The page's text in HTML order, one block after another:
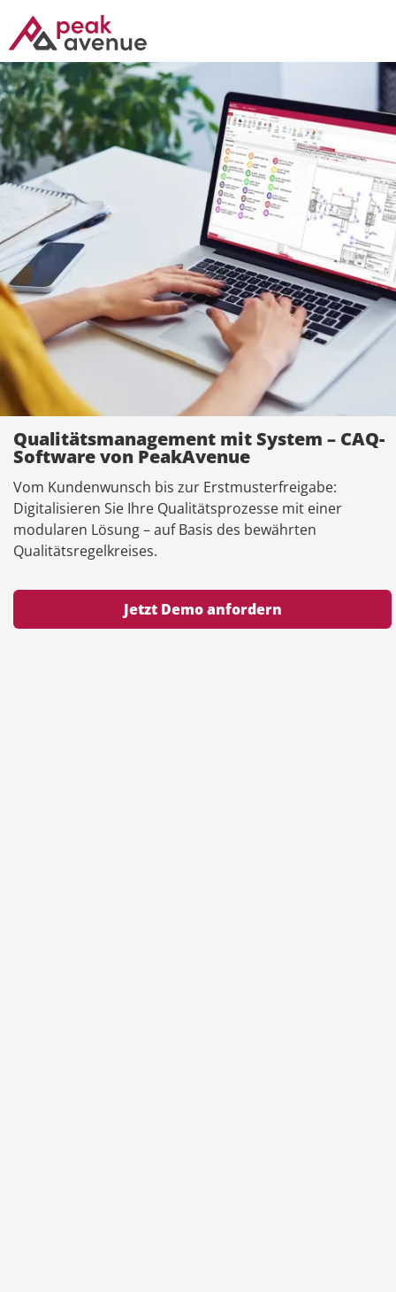
Qualitätsmanagement mit System – CAQ-
Software von PeakAvenue
Vom Kundenwunsch bis zur Erstmusterfreigabe:
Digitalisieren Sie Ihre Qualitätsprozesse mit einer
modularen Lösung – auf Basis des bewährten
Qualitätsregelkreises.
Jetzt Demo anfordern